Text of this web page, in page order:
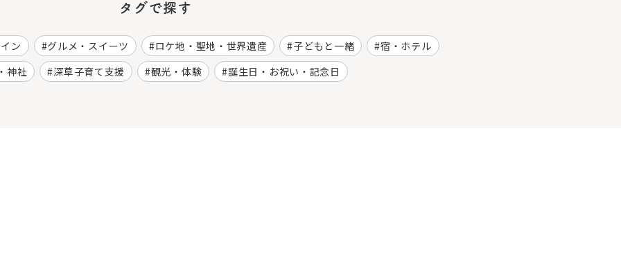
タグで探す
ン グルメ・スイーツ ロケ地・聖地・世界遺産 子どもと一緒
宿・ホテル
神社
深草子育て支援 観光・体験 誕生日・お祝い・記念日